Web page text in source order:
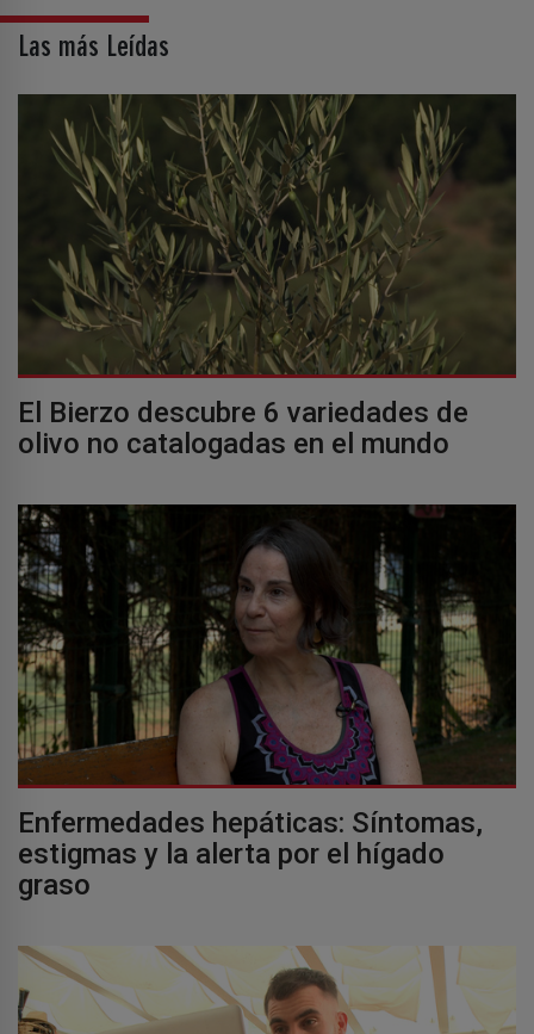
Las más Leídas
El Bierzo descubre 6 variedades de
olivo no catalogadas en el mundo
Enfermedades hepáticas: Síntomas,
estigmas y la alerta por el hígado
graso